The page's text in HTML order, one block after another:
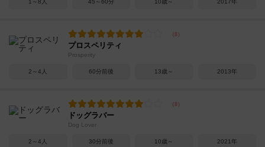
1～8人 45～60分 10歳～ 2017年
プロスペリティ
Prosperity
2～4人 60分前後 13歳～ 2013年
ドッグラバー
Dog Lover
2～4人 30分前後 10歳～ 2021年